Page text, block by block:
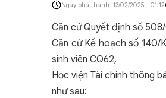
Ngày phát hành: 13/02/2025 - 01:12
Căn cứ Quyết định số
Căn cứ Kế hoạch số 140/
sinh viên CQ62,
Học viện Tài chính thông
như sau: